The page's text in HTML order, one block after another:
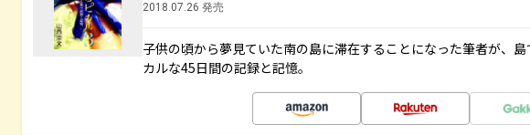
2018.07.26 発売
子供の頃から夢見ていた南の島に滞在することになった筆者が、
カルな45日間の記録と記憶。